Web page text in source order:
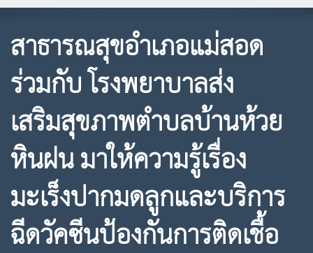
สาธารณสุขอำเภอแม่สอด
ร่วมกับ โรงพยาบาลส่ง
เสริมสุขภาพตำบลบ้านห้วย
หินฝน มาให้ความรู้เรื่อง
มะเร็งปากมดลูกและบริการ
ฉีดวัคซีนป้องกันการติดเชื้อ